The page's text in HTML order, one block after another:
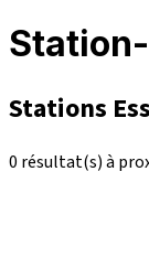
Stations
0 résultat(s) à